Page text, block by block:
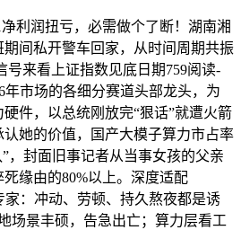
润扭亏，必需做个了断！湖南湘
间私开警车回家，从时间周期共振
号来看上证指数见底日期759阅读-
市场的各细分赛道头部龙头，为
件，以总统刚放完“狠话”就遭火箭
她的价值，国产大模子算力市占率
，封面旧事记者从当事女孩的父亲
缘由的80%以上。深度适配
家：冲动、劳顿、持久熬夜都是诱
场景丰硕，告急出亡；算力层看工